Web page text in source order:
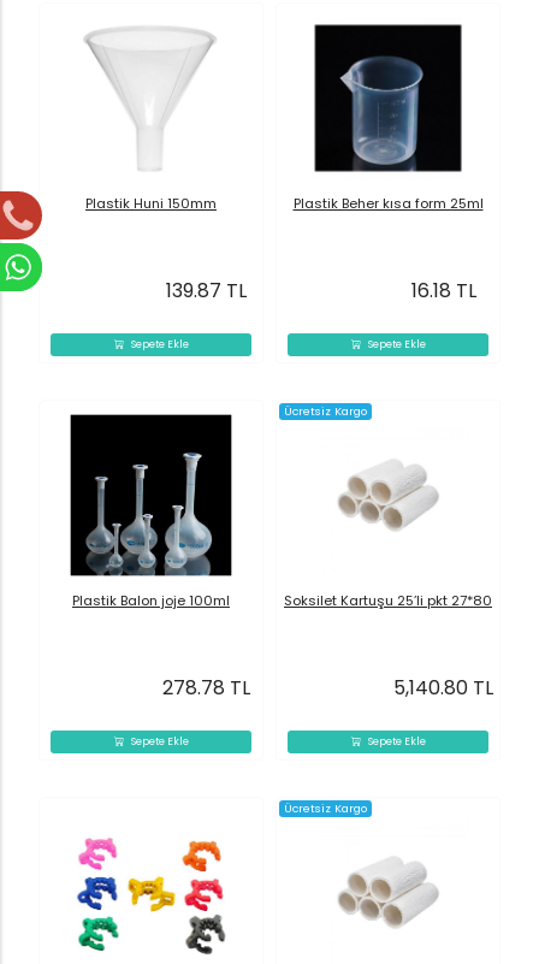
Sepete Ekle
Plastik Huni 150mm
139.87 TL
Sepete Ekle
Plastik Beher kısa form 25ml
16.18 TL
Sepete Ekle
Plastik Balon joje 100ml
278.78 TL
Ücretsiz Kargo
Sepete Ekle
Soksilet Kartuşu 25’li pkt 27*80
5,140.80 TL
Ücretsiz Kargo